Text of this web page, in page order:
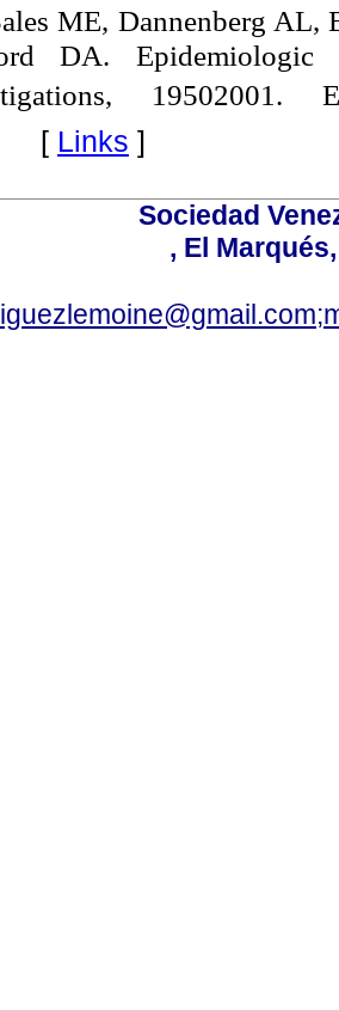
ME, Dannenberg AL,
DA. Epidemiologic
Links ]
Sociedad
, El